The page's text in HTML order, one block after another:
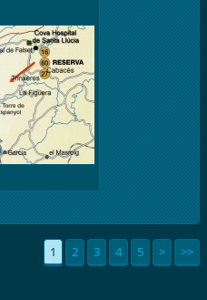
1 2 3 4 5 > >>